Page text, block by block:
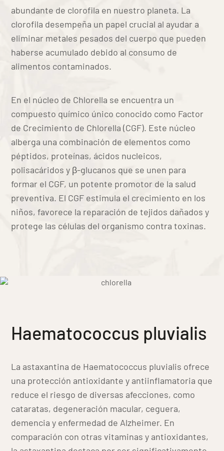
abundante de clorofila en nuestro planeta. La
clorofila desempeña un papel crucial al ayudar a
eliminar metales pesados del cuerpo que pueden
haberse acumulado debido al consumo de
alimentos contaminados.
En el núcleo de Chlorella se encuentra un
compuesto químico único conocido como Factor
de Crecimiento de Chlorella (CGF). Este núcleo
alberga una combinación de elementos como
péptidos, proteínas, ácidos nucleicos,
polisacáridos y β-glucanos que se unen para
formar el CGF, un potente promotor de la salud
preventiva. El CGF estimula el crecimiento en los
niños, favorece la reparación de tejidos dañados y
protege las células del organismo contra toxinas.
Haematococcus pluvialis
La astaxantina de Haematococcus pluvialis ofrece
una protección antioxidante y antiinflamatoria que
reduce el riesgo de diversas afecciones, como
cataratas, degeneración macular, ceguera,
demencia y enfermedad de Alzheimer. En
comparación con otras vitaminas y antioxidantes,